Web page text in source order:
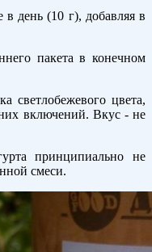
день (10 г), добавляя в
пакета в конечном
светлобежевого цвета,
включений. Вкус - не
принципиально не
смеси.